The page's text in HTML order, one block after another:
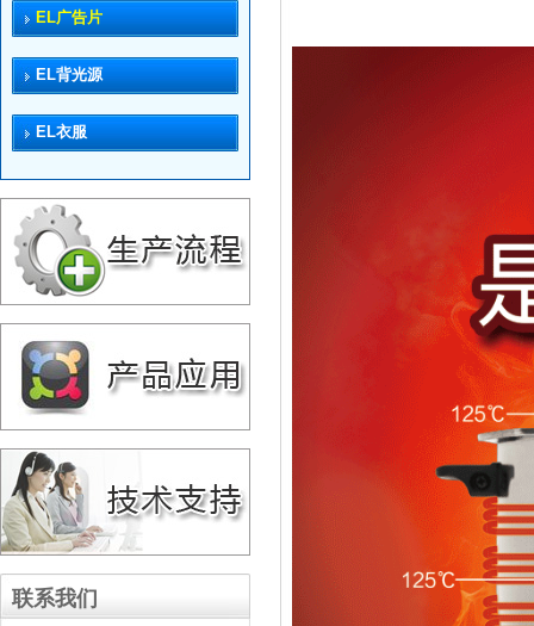
EL广告片
EL背光源
EL衣服
联系我们